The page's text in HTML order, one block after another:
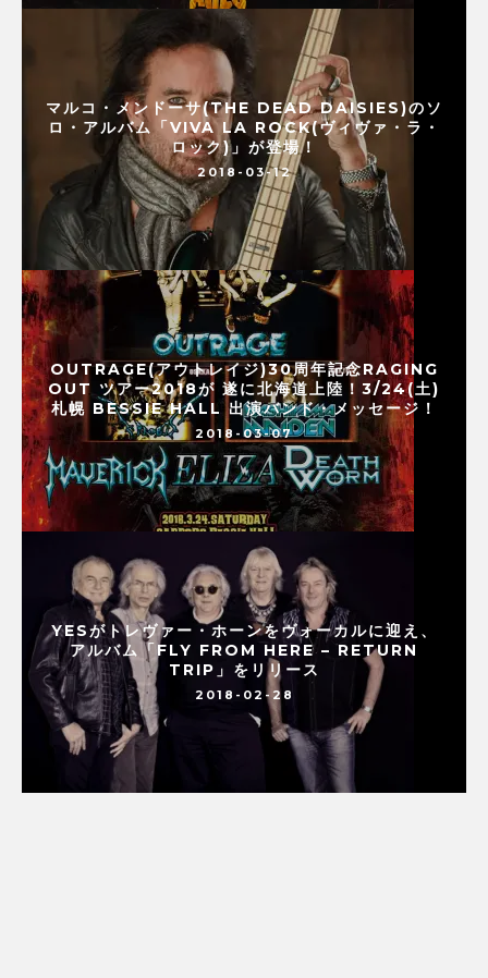
マルコ・メンドーサ(THE DEAD DAISIES)のソ
ロ・アルバム「VIVA LA ROCK(ヴィヴァ・ラ・
ロック)」が登場！
2018-03-12
OUTRAGE(アウトレイジ)30周年記念RAGING
OUT ツアー2018が 遂に北海道上陸！3/24(土)
札幌 BESSIE HALL 出演バンド・メッセージ！
2018-03-07
YESがトレヴァー・ホーンをヴォーカルに迎え、
アルバム「FLY FROM HERE – RETURN
TRIP」をリリース
2018-02-28